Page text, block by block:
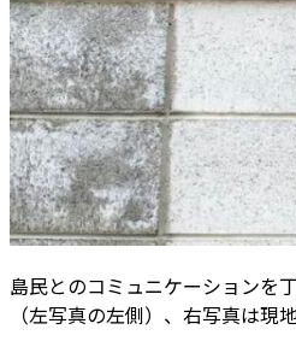
島民とのコミュニケーションを
（左写真の左側）、右写真は現